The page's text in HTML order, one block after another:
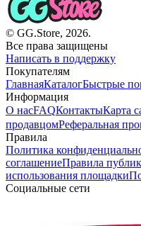
© GG.Store, 2026.
Все права защищены
Написать в поддержку
Покупателям
ГлавнаяКаталогБыстрые
Информация
О насFAQКонтактыКарта
продавцомРеферальная
Правила
Политика
соглашениеПравила
использования площадки
Социальные сети